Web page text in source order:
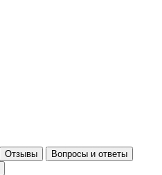
Отзывы
Вопросы и ответы